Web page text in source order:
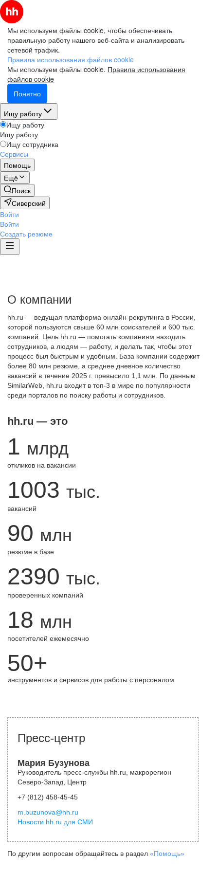
Мы используем файлы cookie, чтобы обеспечивать
правильную работу нашего веб-сайта и анализировать
сетевой трафик.
Правила использования файлов cookie
Мы используем файлы cookie. Правила использования
файлов cookie
Понятно
Ищу работу
Ищу работу
Ищу работу
Ищу сотрудника
Сервисы
Помощь
Ещё
Поиск
Сиверский
Войти
Войти
Создать резюме
О компании
hh.ru — ведущая платформа онлайн-рекрутинга в России,
которой пользуются свыше 60 млн соискателей и 600 тыс.
компаний. Цель hh.ru — помогать компаниям находить
сотрудников, а людям — работу, и делать так, чтобы этот
процесс был быстрым и удобным. База компании содержит
более 80 млн резюме, а среднее дневное количество
вакансий в течение 2025 г. превысило 1,1 млн. По данным
SimilarWeb, hh.ru входит в топ-3 в мире по популярности
среди порталов по поиску работы и сотрудников.
hh.ru — это
1 млрд
откликов на вакансии
1003 тыс.
вакансий
90 млн
резюме в базе
2390 тыс.
проверенных компаний
18 млн
посетителей ежемесячно
50+
инструментов и сервисов для работы с персоналом
Пресс-центр
Мария Бузунова
Руководитель пресс-службы hh.ru, макрорегион
Северо-Запад, Центр
+7 (812) 458-45-45
m.buzunova@hh.ru
Новости hh.ru для СМИ
По другим вопросам обращайтесь в раздел «Помощь»